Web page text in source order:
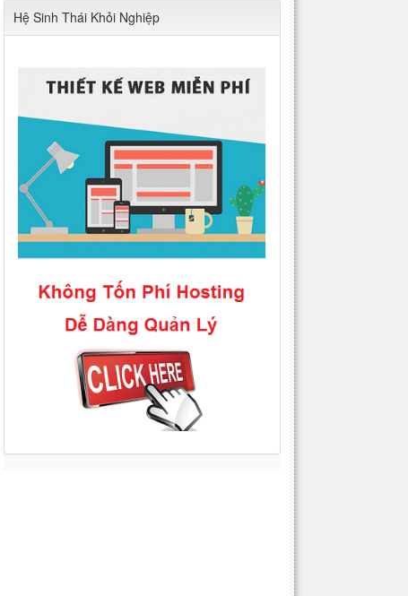
Hệ Sinh Thái Khỏi Nghiệp